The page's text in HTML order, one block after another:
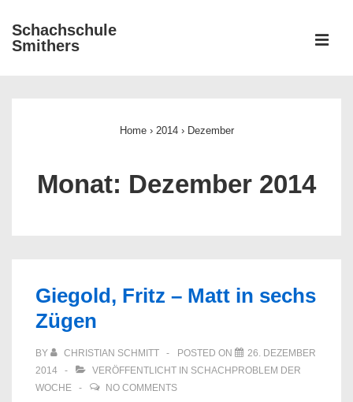
Zum
Inhalt
Schachschule
Smithers
Home › 2014 › Dezember
Monat: Dezember 2014
Giegold, Fritz – Matt in sechs
Zügen
BY CHRISTIAN SCHMITT POSTED ON
26. DEZEMBER
2014
VERÖFFENTLICHT IN SCHACHPROBLEM DER
WOCHE
NO COMMENTS